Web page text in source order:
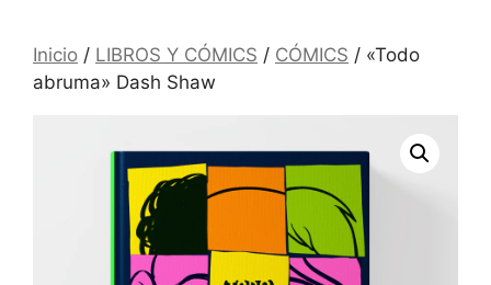
Inicio / LIBROS Y CÓMICS / CÓMICS / «Todo
abruma» Dash Shaw